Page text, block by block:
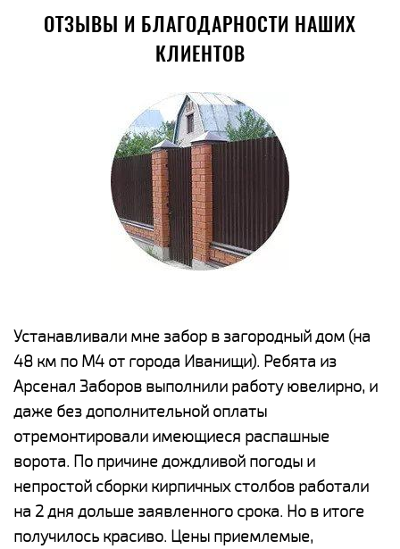
ОТЗЫВЫ И БЛАГОДАРНОСТИ НАШИХ
КЛИЕНТОВ
Устанавливали мне забор в загородный дом (на
48 км по М4 от города Иванищи). Ребята из
Арсенал Заборов выполнили работу ювелирно, и
даже без дополнительной оплаты
отремонтировали имеющиеся распашные
ворота. По причине дождливой погоды и
непростой сборки кирпичных столбов работали
на 2 дня дольше заявленного срока. Но в итоге
получилось красиво. Цены приемлемые,